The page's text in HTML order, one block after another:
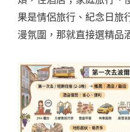
果是情侶旅行、紀念日旅
漫氛圍，那就直接選精品